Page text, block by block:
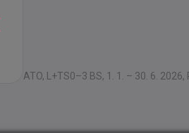
ATO, L+TS0–3 BS, 1. 1. – 30. 6.